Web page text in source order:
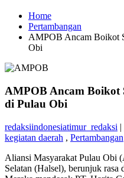
Home
Pertambangan
AMPOB Ancam Boikot
Obi
AMPOB Ancam Boikot
di Pulau Obi
redaksiindonesiatimur_redaksi |
kegiatan daerah , Pertambangan
Aliansi Masyarakat Pulau Obi
Selatan (Halsel), berunjuk rasa